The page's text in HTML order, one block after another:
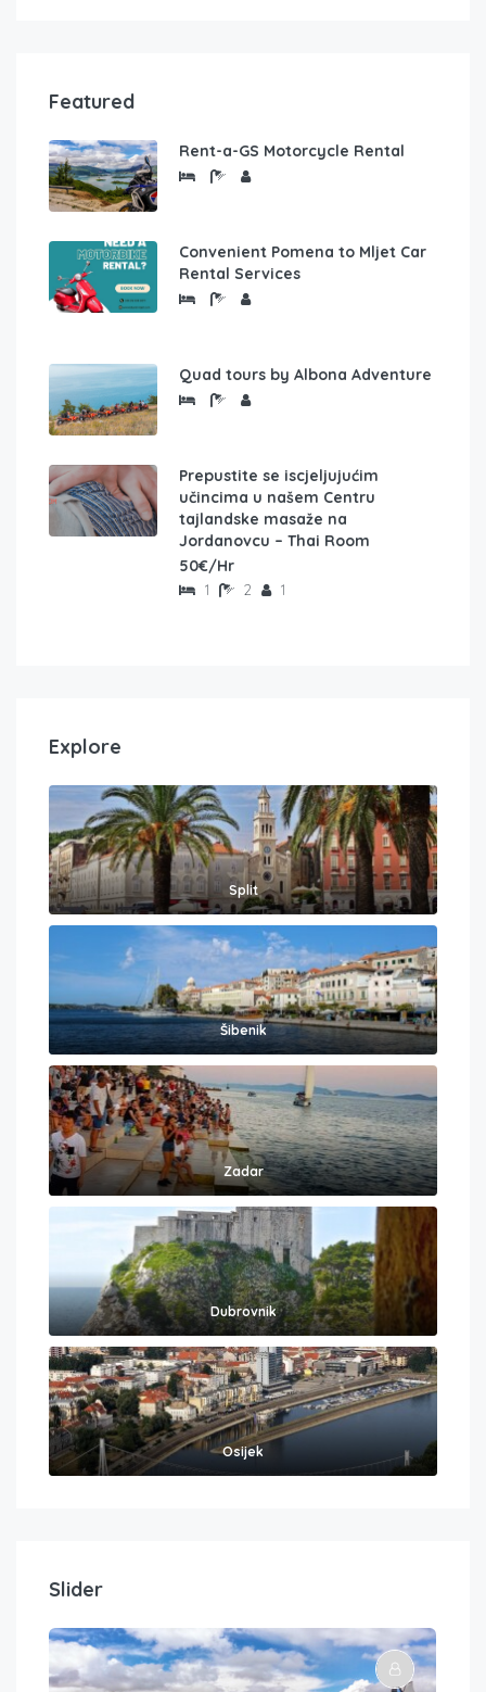
Featured
Rent-a-GS Motorcycle Rental
Convenient Pomena to Mljet Car
Rental Services
Quad tours by Albona Adventure
Prepustite se iscjeljujućim
učincima u našem Centru
tajlandske masaže na
Jordanovcu – Thai Room
50€/Hr
1 2 1
Explore
Split
Šibenik
Zadar
Dubrovnik
Osijek
Slider